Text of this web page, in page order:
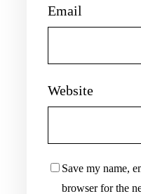
Email
Website
Save my name,
browser for the